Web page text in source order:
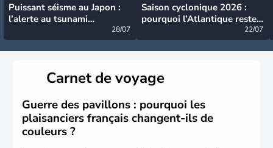
Puissant séisme au Japon :
l’alerte au tsunami
28/07
Saison cyclonique 2026 :
pourquoi l’Atlantique reste
22/07
Carnet de voyage
Guerre des pavillons : pourquoi les
plaisanciers français changent-ils de
couleurs ?